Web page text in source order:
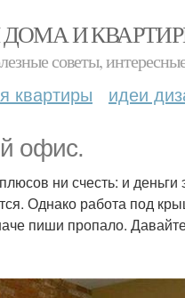
ДОМА И
советы,
квартиры идеи
офис.
ни счесть: и
Однако работа под
пиши пропало.